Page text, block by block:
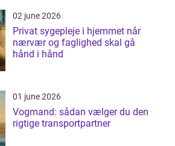
02 june 2026
Privat sygepleje i hjemmet når
nærvær og faglighed skal gå
hånd i hånd
01 june 2026
Vogmand: sådan vælger du den
rigtige transportpartner